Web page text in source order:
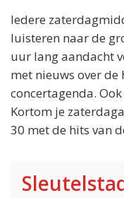
Iedere
luisteren naar de
uur lang aandacht
met nieuws over
concertagenda.
Kortom je
30 met de hits van